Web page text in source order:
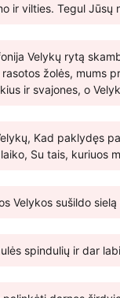
ir vilties. Tegul Jūsų
Velykų rytą
žolės, mums
ir svajones, o
Kad paklydęs
Su tais, kuriuos
Velykos sušildo
spindulių ir dar